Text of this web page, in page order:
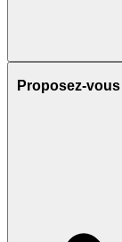
Proposez-